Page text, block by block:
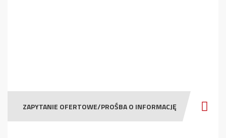
ZAPYTANIE OFERTOWE/PROŚBA O INFORMACJĘ